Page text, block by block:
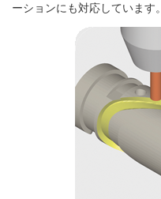
ーションにも対応しています。